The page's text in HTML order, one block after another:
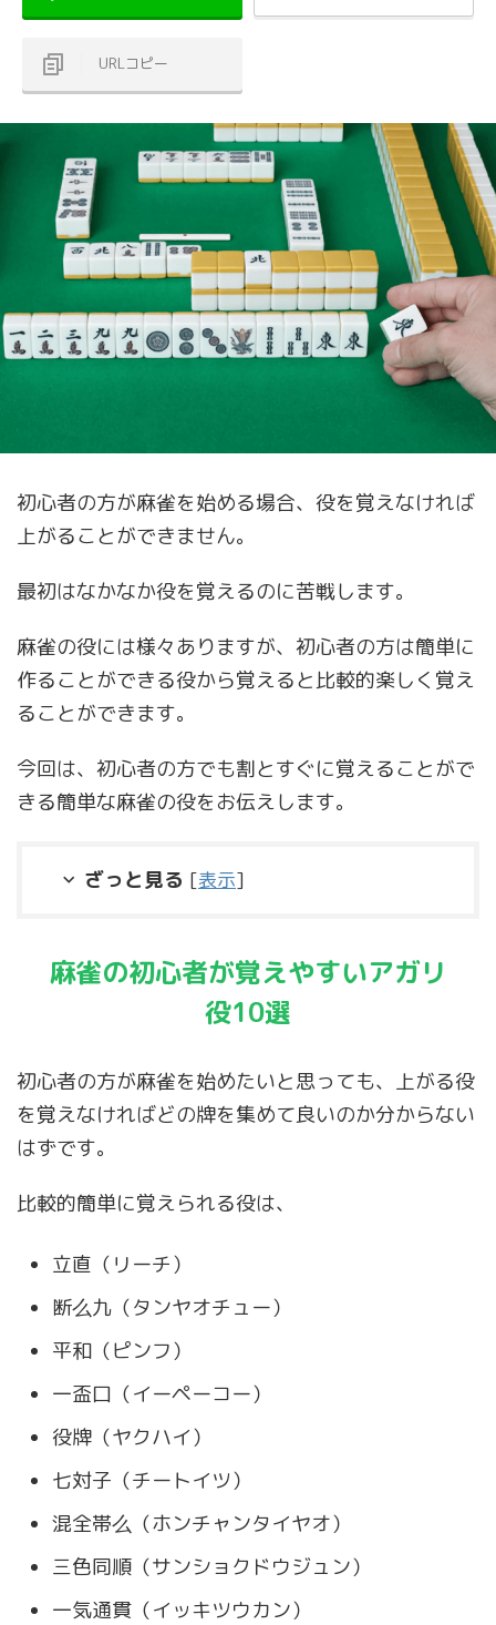
URLコピー
初心者の方が麻雀を始める場合、役を覚えなければ
上がることができません。
最初はなかなか役を覚えるのに苦戦します。
麻雀の役には様々ありますが、初心者の方は簡単に
作ることができる役から覚えると比較的楽しく覚え
ることができます。
今回は、初心者の方でも割とすぐに覚えることがで
きる簡単な麻雀の役をお伝えします。
ざっと見る [表示]
麻雀の初心者が覚えやすいアガリ
役10選
初心者の方が麻雀を始めたいと思っても、上がる役
を覚えなければどの牌を集めて良いのか分からない
はずです。
比較的簡単に覚えられる役は、
立直（リーチ）
断么九（タンヤオチュー）
平和（ピンフ）
一盃口（イーペーコー）
役牌（ヤクハイ）
七対子（チートイツ）
混全帯么（ホンチャンタイヤオ）
三色同順（サンショクドウジュン）
一気通貫（イッキツウカン）